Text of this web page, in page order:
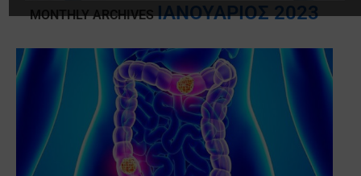
MONTHLY ARCHIVESΙΑΝΟΥΆΡΙΟΣ 2023